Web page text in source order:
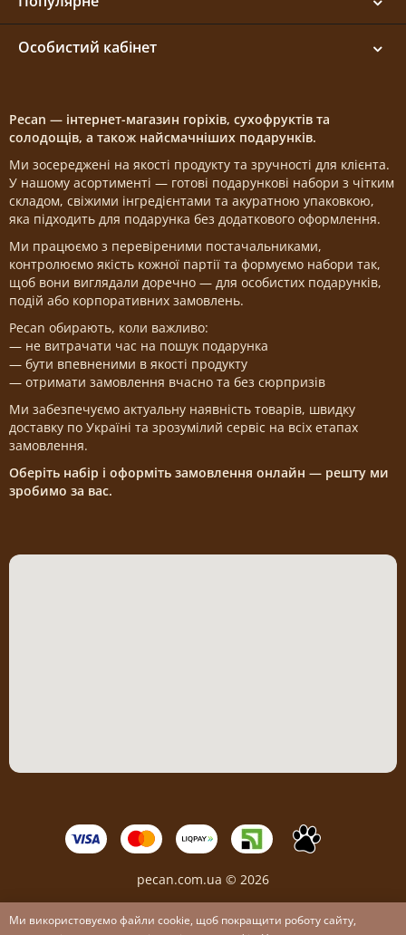
Особистий кабінет
Pecan — інтернет-магазин горіхів, сухофруктів та
солодощів, а також найсмачніших подарунків.
Ми зосереджені на якості продукту та зручності для клієнта.
У нашому асортименті — готові подарункові набори з чітким
складом, свіжими інгредієнтами та акуратною упаковкою,
яка підходить для подарунка без додаткового оформлення.
Ми працюємо з перевіреними постачальниками,
контролюємо якість кожної партії та формуємо набори так,
щоб вони виглядали доречно — для особистих подарунків,
подій або корпоративних замовлень.
Pecan обирають, коли важливо:
— не витрачати час на пошук подарунка
— бути впевненими в якості продукту
— отримати замовлення вчасно та без сюрпризів
Ми забезпечуємо актуальну наявність товарів, швидку
доставку по Україні та зрозумілий сервіс на всіх етапах
замовлення.
Оберіть набір і оформіть замовлення онлайн — решту ми
зробимо за вас.
pecan.com.ua © 2026
Ми використовуємо файли cookie, щоб покращити роботу сайту,